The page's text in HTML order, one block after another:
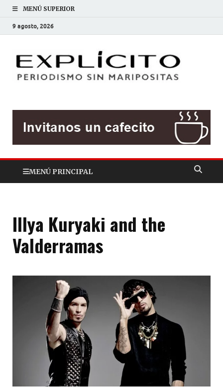
MENÚ SUPERIOR
9 agosto, 2026
MENÚ PRINCIPAL
Illya Kuryaki and the
Valderramas